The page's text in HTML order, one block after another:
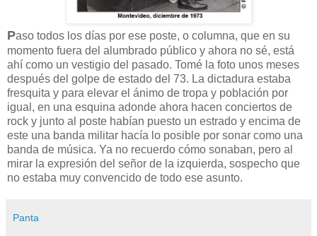
Paso todos los días por ese poste, o columna, que en su
momento fuera del alumbrado público y ahora no sé, está
ahí como un vestigio del pasado. Tomé la foto unos meses
después del golpe de estado del 73. La dictadura estaba
fresquita y para elevar el ánimo de tropa y población por
igual, en una esquina adonde ahora hacen conciertos de
rock y junto al poste habían puesto un estrado y encima de
este una banda militar hacía lo posible por sonar como una
banda de música. Ya no recuerdo cómo sonaban, pero al
mirar la expresión del señor de la izquierda, sospecho que
no estaba muy convencido de todo ese asunto.
Panta